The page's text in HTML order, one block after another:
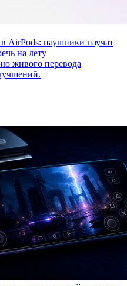
AirPods: наушники научат
на лету
живого перевода